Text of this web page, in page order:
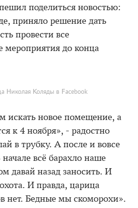
поделиться новостью:
приняло решение дать
провести все
мероприятия до конца
Николая Коляды в Facebook
искать новое помещение, а
к 4 ноября», - радостно
в трубку. А после и вовсе
всё барахло наше
давай назад заносить. И
И правда, царица
нет. Бедные мы скоморохи».